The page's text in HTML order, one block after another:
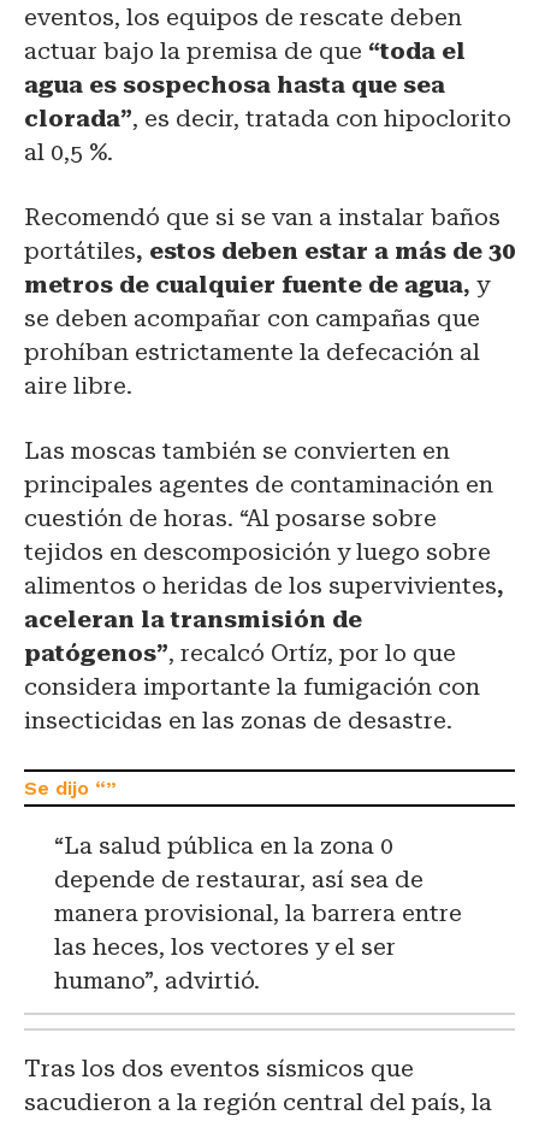
eventos, los equipos de rescate deben
actuar bajo la premisa de que “toda el
agua es sospechosa hasta que sea
clorada”, es decir, tratada con hipoclorito
al 0,5 %.
Recomendó que si se van a instalar baños
portátiles, estos deben estar a más de 30
metros de cualquier fuente de agua, y
se deben acompañar con campañas que
prohíban estrictamente la defecación al
aire libre.
Las moscas también se convierten en
principales agentes de contaminación en
cuestión de horas. “Al posarse sobre
tejidos en descomposición y luego sobre
alimentos o heridas de los supervivientes,
aceleran la transmisión de
patógenos”, recalcó Ortíz, por lo que
considera importante la fumigación con
insecticidas en las zonas de desastre.
“La salud pública en la zona 0
depende de restaurar, así sea de
manera provisional, la barrera entre
las heces, los vectores y el ser
humano”, advirtió.
Tras los dos eventos sísmicos que
sacudieron a la región central del país, la